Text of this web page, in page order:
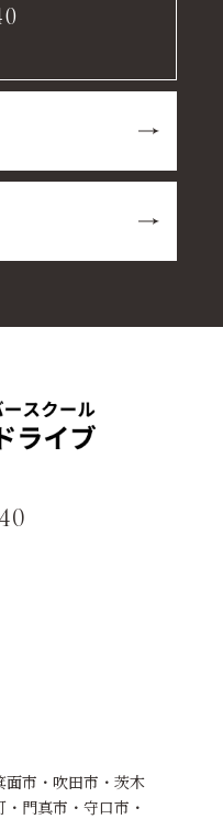
市・吹田市・茨木
門真市・守口市・